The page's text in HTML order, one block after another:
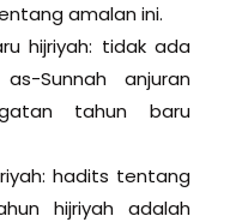
amalan ini.
hijriyah: tidak ada
Sunnah anjuran
tahun baru
hadits tentang
hijriyah adalah